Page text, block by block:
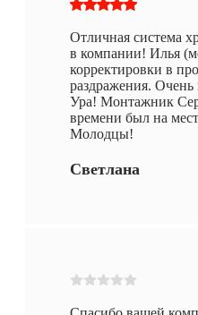
Отличная система
в компании! Илья
корректировки в
раздражения. Очень
Ура! Монтажник
времени был на
Молодцы!
Светлана